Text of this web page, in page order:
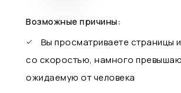
Возможные причины:
Вы просматриваете страницы
со скоростью, намного
ожидаемую от человека